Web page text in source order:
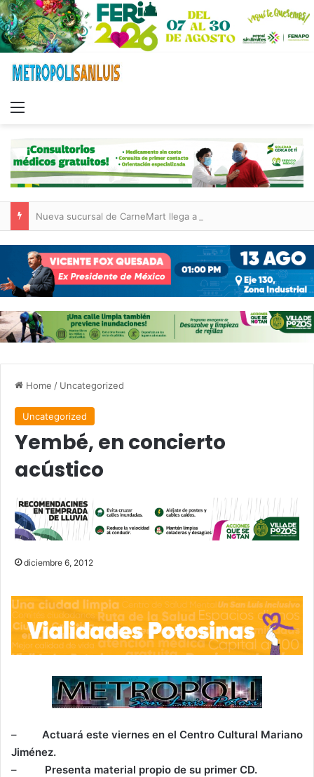
Home / Uncategorized
Uncategorized
Yembé, en concierto
acústico
diciembre 6, 2012
– Actuará este viernes en el Centro Cultural Mariano
Jiménez.
–
Presenta material propio de su primer CD.